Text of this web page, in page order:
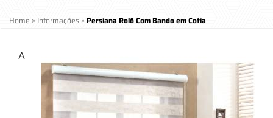
Home » Informações » Persiana Rolô Com Bando em Cotia
A